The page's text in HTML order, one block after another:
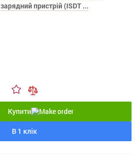
зарядний пристрій (ISDT ...
Купити
В 1 клік